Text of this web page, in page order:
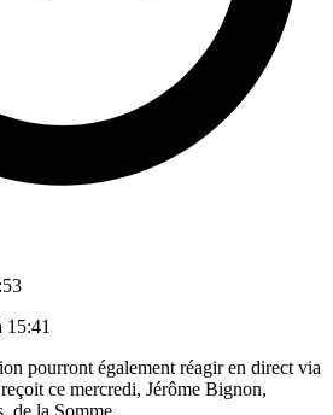
15:41
pourront également réagir en direct via
ce mercredi, Jérôme Bignon,
de la Somme.